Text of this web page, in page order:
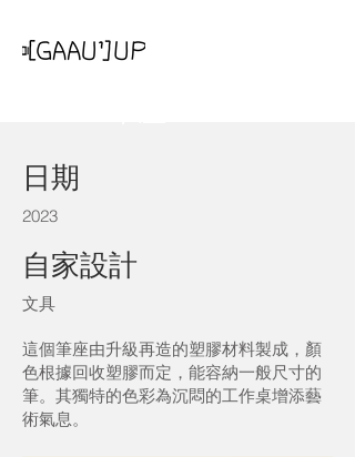
日期
2023
自家設計
文具
這個筆座由升級再造的塑膠材料製成，顏
色根據回收塑膠而定，能容納一般尺寸的
筆。其獨特的色彩為沉悶的工作桌增添藝
術氣息。